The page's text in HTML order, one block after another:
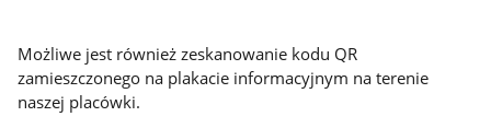
Możliwe jest również zeskanowanie kodu QR
zamieszczonego na plakacie informacyjnym na terenie
naszej placówki.